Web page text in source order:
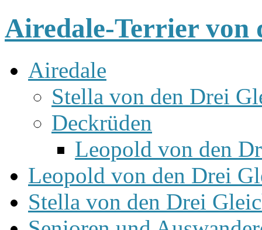
Airedale-Terrier von
Airedale
Stella von den Drei
Deckrüden
Leopold von den
Leopold von den Drei
Stella von den Drei